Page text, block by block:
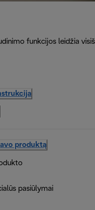
funkcijos leidžia
produktą
pasiūlymai